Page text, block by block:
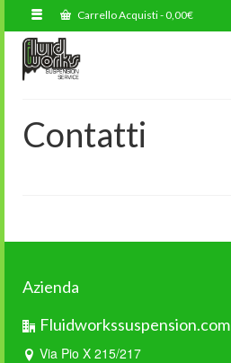
Carrello Acquisti-0,00€
Contatti
Azienda
Fluidworkssuspension.com
Via Pio X 215/217